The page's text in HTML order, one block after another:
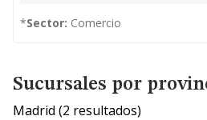
*Sector: Comercio
Sucursales por
Madrid (2 resultados)